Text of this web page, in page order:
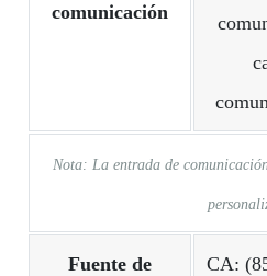
comunicación
Nota: La entrada de
Fuente de
CA: